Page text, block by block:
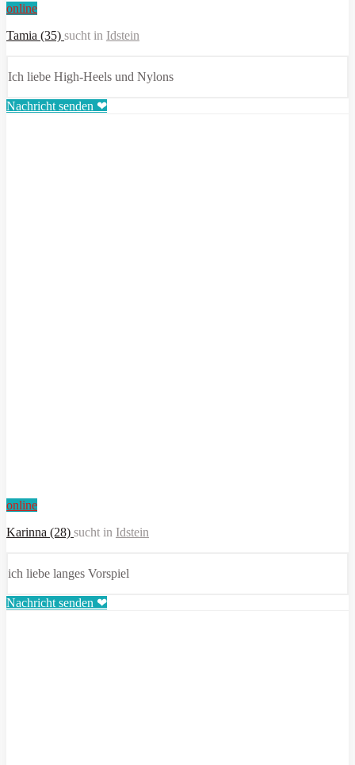
online
Tamia (35) sucht in Idstein
Ich liebe High-Heels und Nylons
Nachricht senden ❤
online
Karinna (28) sucht in Idstein
ich liebe langes Vorspiel
Nachricht senden ❤